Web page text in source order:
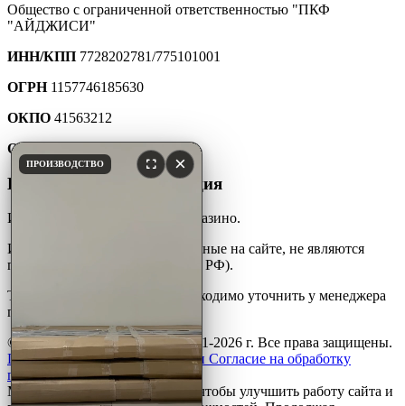
Общество с ограниченной ответственностью "ПКФ
"АЙДЖИСИ"
ИНН/КПП 7728202781/775101001
ОГРН1157746185630
ОКПО 41563212
ОКТМО
45907000000
Юридическая информация
Интернет-каталог мебели для казино.
Информация и цены, размещенные на сайте, не являются
публичной офертой (ст. 427 ГК РФ).
Точную стоимость товара необходимо уточнить у менеджера
по телефону.
© ООО «ПКФ»АйДжиСи» 2001-2026 г. Все права защищены.
Политика конфиденциальности Согласие на обработку
персональных данных
Мы используем файлы
, чтобы улучшить работу сайта и
ПРОИЗВОДСТВО ×